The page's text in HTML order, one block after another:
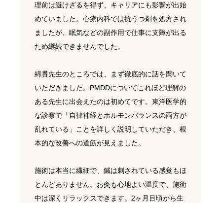
理前は避けざるを得ず、キャリアにも影響が出始
めていました。心療内科では抗うつ剤を処方され
ましたが、眠気などの副作用で仕事に支障が出る
ため継続できませんでした。
綿貫先生のところでは、まず徹底的に話を聞いて
いただきました。PMDDについてこれほど理解の
ある先生に出会えたのは初めてです。東洋医学的
な診察で「自律神経とホルモンバランスの両方が
乱れている」ことを詳しく説明していただき、根
本的な改善への道筋が見えました。
施術は本当に繊細で、鍼は刺されている感覚もほ
とんどありません。お灸も心地よい温度で、施術
中は深くリラックスできます。2ヶ月目頃から生